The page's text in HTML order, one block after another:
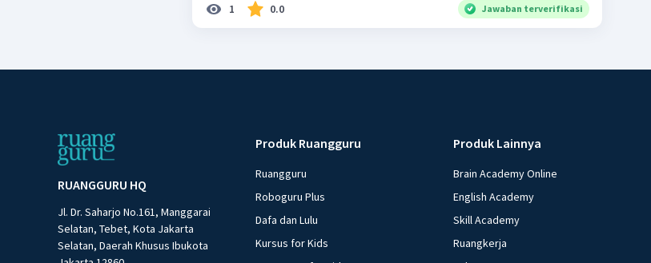
1 0.0 Jawaban terverifikasi
RUANGGURU HQ
Jl. Dr. Saharjo No.161, Manggarai
Selatan, Tebet, Kota Jakarta
Selatan, Daerah Khusus Ibukota
Produk Ruangguru
Ruangguru
Roboguru Plus
Dafa dan Lulu
Kursus for Kids
Produk Lainnya
Brain Academy Online
English Academy
Skill Academy
Ruangkerja